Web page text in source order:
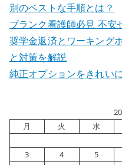
別のベストな手順とは？
ブランク看護師必見 不安
奨学金返済とワーキング
と対策を解説
純正オプションをきれい
月
火 水
3
4 5